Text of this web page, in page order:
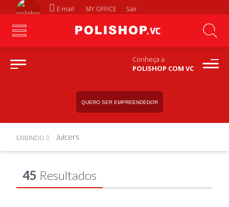
E-mail MY OFFICE Sair
Conheça a
POLISHOP COM VC
QUERO SER EMPREENDEDOR
EXIBINDO Juicers
45 Resultados